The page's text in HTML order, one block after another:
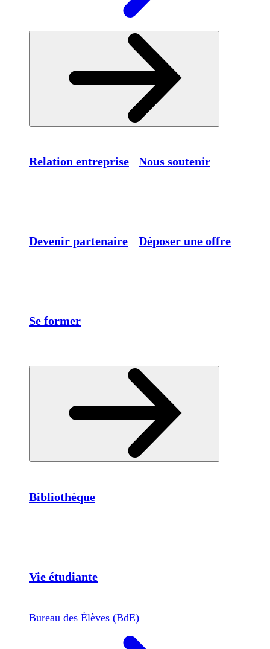
Relation entreprise Nous soutenir
Devenir partenaire Déposer une offre
Se former
Bibliothèque
Vie étudiante
Bureau des Élèves (BdE)